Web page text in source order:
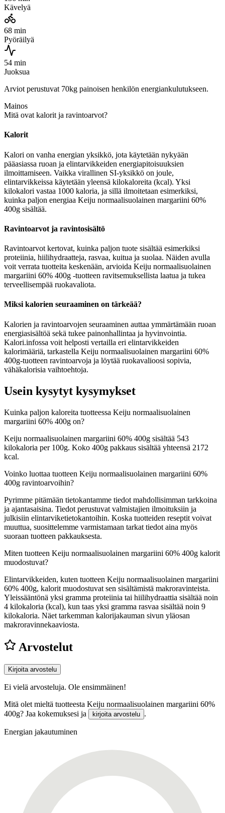
Kävelyä
68 min
Pyöräilyä
54 min
Juoksua
Arviot perustuvat 70kg painoisen henkilön energiankulutukseen.
Mainos
Mitä ovat kalorit ja ravintoarvot?
Kalorit
Kalori on vanha energian yksikkö, jota käytetään nykyään
pääasiassa ruoan ja elintarvikkeiden energiapitoisuuksien
ilmoittamiseen. Vaikka virallinen SI-yksikkö on joule,
elintarvikkeissa käytetään yleensä kilokaloreita (kcal). Yksi
kilokalori vastaa 1000 kaloria, ja sillä ilmoitetaan esimerkiksi,
kuinka paljon energiaa Keiju normaalisuolainen margariini 60%
400g sisältää.
Ravintoarvot ja ravintosisältö
Ravintoarvot kertovat, kuinka paljon tuote sisältää esimerkiksi
proteiinia, hiilihydraatteja, rasvaa, kuitua ja suolaa. Näiden avulla
voit verrata tuotteita keskenään, arvioida Keiju normaalisuolainen
margariini 60% 400g -tuotteen ravitsemuksellista laatua ja tukea
terveellisempää ruokavaliota.
Miksi kalorien seuraaminen on tärkeää?
Kalorien ja ravintoarvojen seuraaminen auttaa ymmärtämään ruoan
energiasisältöä sekä tukee painonhallintaa ja hyvinvointia.
Kalori.infossa voit helposti vertailla eri elintarvikkeiden
kalorimääriä, tarkastella Keiju normaalisuolainen margariini 60%
400g-tuotteen ravintoarvoja ja löytää ruokavalioosi sopivia,
vähäkalorisia vaihtoehtoja.
Usein kysytyt kysymykset
Kuinka paljon kaloreita tuotteessa Keiju normaalisuolainen
margariini 60% 400g on?
Keiju normaalisuolainen margariini 60% 400g sisältää 543
kilokaloria per 100g. Koko 400g pakkaus sisältää yhteensä 2172
kcal.
Voinko luottaa tuotteen Keiju normaalisuolainen margariini 60%
400g ravintoarvoihin?
Pyrimme pitämään tietokantamme tiedot mahdollisimman tarkkoina
ja ajantasaisina. Tiedot perustuvat valmistajien ilmoituksiin ja
julkisiin elintarviketietokantoihin. Koska tuotteiden reseptit voivat
muuttua, suosittelemme varmistamaan tarkat tiedot aina myös
suoraan tuotteen pakkauksesta.
Miten tuotteen Keiju normaalisuolainen margariini 60% 400g kalorit
muodostuvat?
Elintarvikkeiden, kuten tuotteen Keiju normaalisuolainen margariini
60% 400g, kalorit muodostuvat sen sisältämistä makroravinteista.
Yleissääntönä yksi gramma proteiinia tai hiilihydraattia sisältää noin
4 kilokaloria (kcal), kun taas yksi gramma rasvaa sisältää noin 9
kilokaloria. Näet tarkemman kalorijakauman sivun yläosan
makroravinnekaaviosta.
Arvostelut
Kirjoita arvostelu
Ei vielä arvosteluja. Ole ensimmäinen!
Mitä olet mieltä tuotteesta Keiju normaalisuolainen margariini 60%
400g? Jaa kokemuksesi ja
kirjoita arvostelu .
Energian jakautuminen